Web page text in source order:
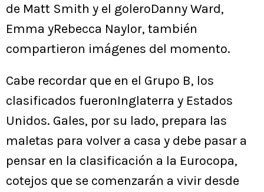
de Matt Smith y el goleroDanny Ward,
Emma yRebecca Naylor, también
compartieron imágenes del momento.
Cabe recordar que en el Grupo B, los
clasificados fueronInglaterra y Estados
Unidos. Gales, por su lado, prepara las
maletas para volver a casa y debe pasar a
pensar en la clasificación a la Eurocopa,
cotejos que se comenzarán a vivir desde